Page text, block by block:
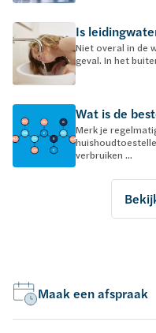
Is
Niet overal in de
geval. In het
Wat is de
Merk je
verbruiken ...
Maak een afspraak